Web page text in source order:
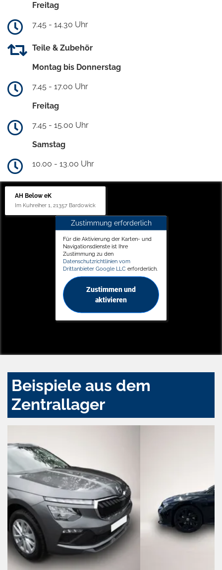
Freitag
7.45 - 14.30 Uhr
Teile & Zubehör
Montag bis Donnerstag
7.45 - 17.00 Uhr
Freitag
7.45 - 15.00 Uhr
Samstag
10.00 - 13.00 Uhr
AH Below eK
Im Kuhreiher 1, 21357 Bardowick
Zustimmung erforderlich
Für die Aktivierung der Karten- und
Navigationsdienste ist Ihre
Zustimmung zu den
Datenschutzrichtlinien vom
Drittanbieter Google LLC erforderlich.
Zustimmen und
aktivieren
Beispiele aus dem
Zentrallager